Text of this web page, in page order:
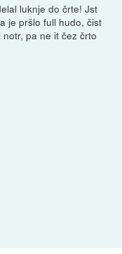
luknje do črte! Jst
je pršlo full hudo, čist
pa ne it čez črto